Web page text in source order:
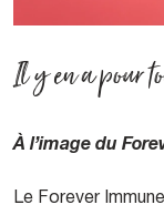
Il y en a pour
À l’image du
Le Forever